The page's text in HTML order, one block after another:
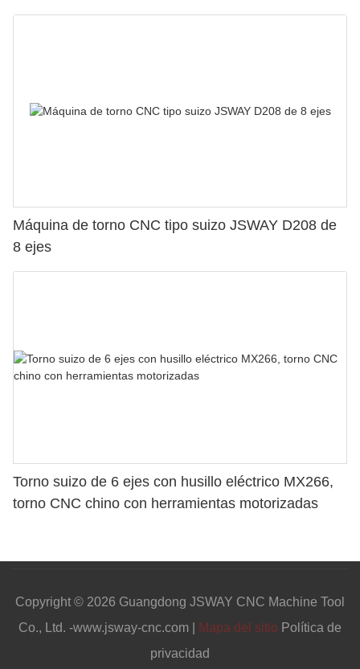
Máquina de torno CNC tipo suizo JSWAY D208 de
8 ejes
Torno suizo de 6 ejes con husillo eléctrico MX266,
torno CNC chino con herramientas motorizadas
Copyright © 2026 Guangdong JSWAY CNC Machine Tool
Co., Ltd. -www.jsway-cnc.com |
Mapa del sitio Política de
privacidad